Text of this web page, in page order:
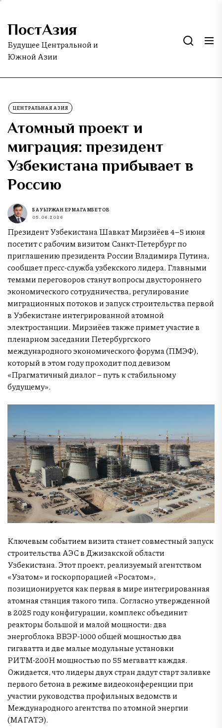
Skip
the
content
ПостАзия
Будущее Центральной и
Южной Азии
ЦЕНТРАЛЬНАЯ АЗИЯ
Атомный проект и
миграция: президент
Узбекистана прибывает в
Россию
БАУЫРЖАН ЕРМАГАМБЕТОВ
05.06.2026
Президент Узбекистана Шавкат Мирзиёев 4–5 июня
посетит с рабочим визитом Санкт-Петербург по
приглашению президента России Владимира Путина,
сообщает пресс-служба узбекского лидера. Главными
темами переговоров станут вопросы двустороннего
экономического сотрудничества, регулирование
миграционных потоков и запуск строительства первой
в Узбекистане интегрированной атомной
электростанции. Мирзиёев также примет участие в
пленарном заседании Петербургского
международного экономического форума (ПМЭФ),
который в этом году проходит под девизом
«Прагматичный диалог – путь к стабильному
будущему».
Ключевым событием визита станет совместный запуск
строительства АЭС в Джизакской области
Узбекистана. Этот проект, реализуемый агентством
«Узатом» и госкорпорацией «Росатом»,
позиционируется как первая в мире интегрированная
атомная станция такого типа. Согласно утвержденной
в 2025 году конфигурации, комплекс объединит
реакторы большой и малой мощности: два
энергоблока ВВЭР-1000 общей мощностью два
гигаватта и две малые модульные установки
РИТМ-200Н мощностью по 55 мегаватт каждая.
Ожидается, что лидеры двух стран дадут старт заливке
первого бетона в режиме видеоконференции при
участии руководства профильных ведомств и
Международного агентства по атомной энергии
(МАГАТЭ).